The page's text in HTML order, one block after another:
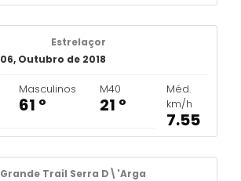
Estrelaçor
06, Outubro de 2018
Masculinos
61 º
M40
21 º
Méd.
km/h
7.55
Grande Trail Serra D\'Arga